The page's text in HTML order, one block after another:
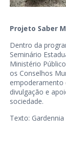
Projeto Saber
Dentro da
Seminário
Ministério
os Conselhos
empoderamento
divulgação e
sociedade.
Texto: